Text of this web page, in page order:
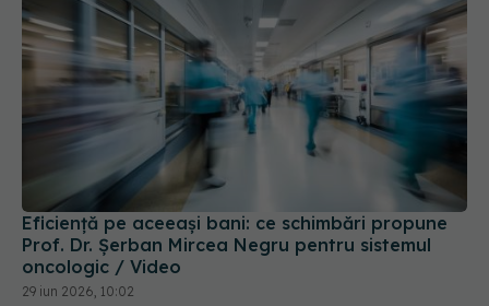
Eficiență pe aceeași bani: ce schimbări propune
Prof. Dr. Șerban Mircea Negru pentru sistemul
oncologic / Video
29 iun 2026, 10:02